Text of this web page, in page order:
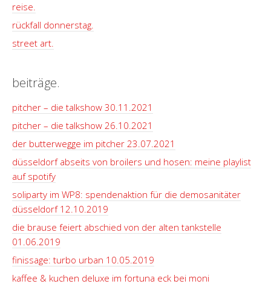
reise.
rückfall donnerstag.
street art.
beiträge.
pitcher – die talkshow 30.11.2021
pitcher – die talkshow 26.10.2021
der butterwegge im pitcher 23.07.2021
düsseldorf abseits von broilers und hosen: meine playlist
auf spotify
soliparty im WP8: spendenaktion für die demosanitäter
düsseldorf 12.10.2019
die brause feiert abschied von der alten tankstelle
01.06.2019
finissage: turbo urban 10.05.2019
kaffee & kuchen deluxe im fortuna eck bei moni